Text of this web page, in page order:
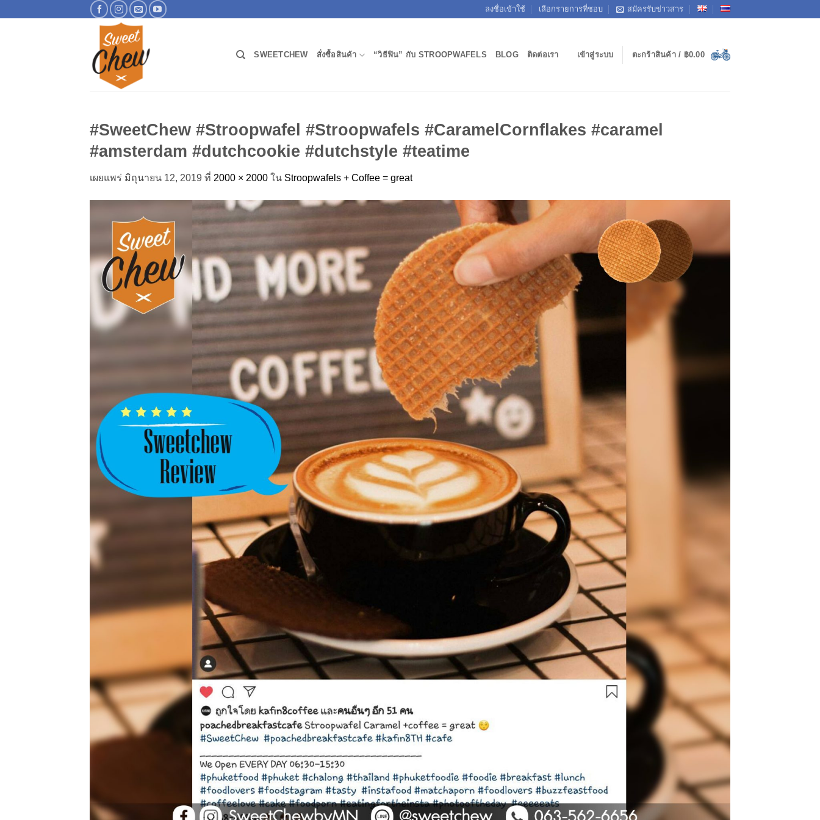
ลงชื่อเข้าใช้ เลือกรายการที่ชอบ สมัครรับข่าวสาร
SWEETCHEW สั่งซื้อสินค้า “วิธีฟิน” กับ STROOPWAFELS BLOG ติดต่อเรา เข้าสู่ระบบ ตะกร้าสินค้า / ฿0.00
#SweetChew #Stroopwafel #Stroopwafels #CaramelCornflakes #caramel
#amsterdam #dutchcookie #dutchstyle #teatime
เผยแพร่ มิถุนายน 12, 2019 ที่ 2000 × 2000 ใน Stroopwafels + Coffee = great